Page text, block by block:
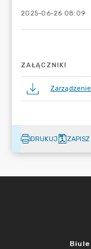
2025-06-26 08:09
ZAŁĄCZNIKI
DRUKUJ